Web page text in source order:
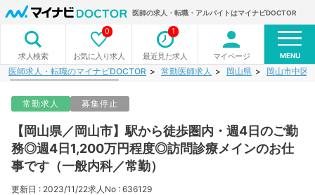
医師の求人・転職・アルバイトはマイナビDOCTOR
求人検索 お気に入り求人
0
最近見た求人
1
マイページ MENU
医師求人・転職のマイナビDOCTOR 常勤医師求人 岡山県 岡山市中区
常勤求人 募集停止
【岡山県／岡山市】駅から徒歩圏内・週4日のご勤
務◎週4日1,200万円程度◎訪問診療メインのお仕
事です（一般内科／常勤）
更新日 : 2023/11/22求人No : 636129